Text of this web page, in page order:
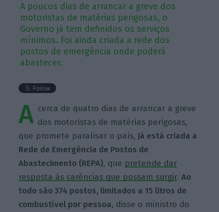
A poucos dias de arrancar a greve dos
motoristas de matérias perigosas, o
Governo já tem definidos os serviços
mínimos. Foi ainda criada a rede dos
postos de emergência onde poderá
abastecer.
A cerca de quatro dias de arrancar a greve
dos motoristas de matérias perigosas,
que promete paralisar o país, já está criada a
Rede de Emergência de Postos de
Abastecimento (REPA), que pretende dar
resposta às carências que possam surgir.Ao
todo são 374 postos, limitados a 15 litros de
combustível por pessoa, disse o ministro do